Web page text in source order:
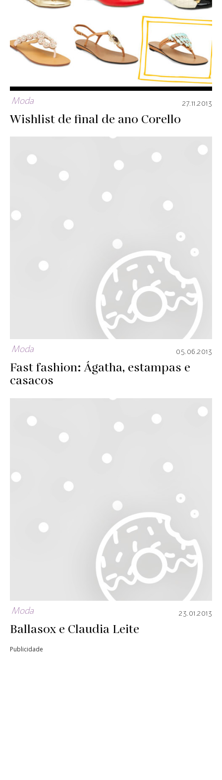
Moda 27.11.2013
Wishlist de final de ano Corello
Moda 05.06.2013
Fast fashion: Ágatha, estampas e
casacos
Moda 23.01.2013
Ballasox e Claudia Leite
Publicidade